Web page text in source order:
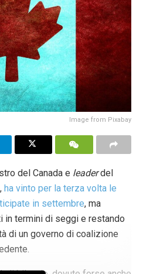
Image from Pixabay
del Canada e leaderdel
ha vinto per la terza volta le
in settembre, ma
termini di seggi e restando
di un governo di coalizione